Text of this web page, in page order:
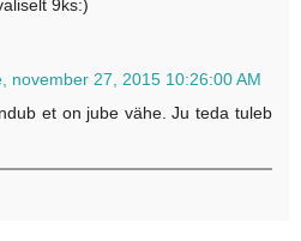
9ks:)
november 27, 2015 10:26:00 AM
et on jube vähe. Ju teda tuleb